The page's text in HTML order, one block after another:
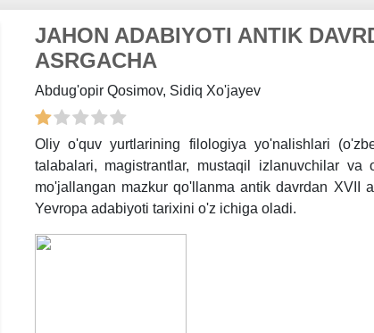
JAHON ADABIYOTI ANTIK
ASRGACHA
Abdug'opir Qosimov, Sidiq Xo'jayev
Oliy o'quv yurtlarining filologiya yo'nalishlari
talabalari, magistrantlar, mustaqil izlanuvchilar va
mo'jallangan mazkur qo'llanma antik davrdan XVII
Yevropa adabiyoti tarixini o'z ichiga oladi.